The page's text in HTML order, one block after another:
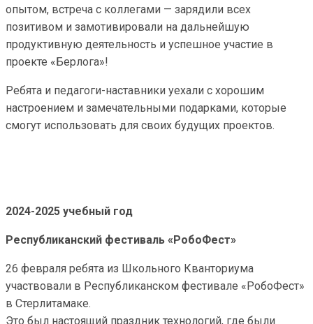
опытом, встреча с коллегами — зарядили всех
позитивом и замотивировали на дальнейшую
продуктивную деятельность и успешное участие в
проекте «Берлога»!
Ребята и педагоги-наставники уехали с хорошим
настроением и замечательными подарками, которые
смогут использовать для своих будущих проектов.
2024-2025 учебный год
Республиканский фестиваль «РобоФест»
26 февраля ребята из Школьного Кванториума
участвовали в Республиканском фестивале «РобоФест»
в Стерлитамаке.
Это был настоящий праздник технологий, где были